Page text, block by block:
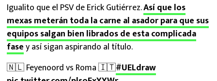
Igualito que el PSV de Erick Gutiérrez.Así que los
mexas meterán toda la carne al asador para que sus
equipos salgan bien librados de esta complicada
fasey así sigan aspirando al título.
🇳🇱 Feyenoord vs Roma 🇮🇹#UELdraw